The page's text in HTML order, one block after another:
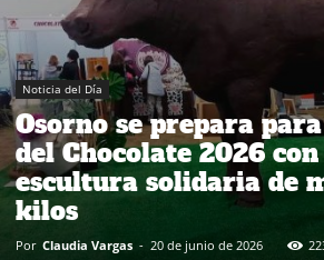
Noticia del Día
Osorno se prepara
del Chocolate 2026
escultura solidaria de
kilos
Por Claudia Vargas - 20 de junio de 2026